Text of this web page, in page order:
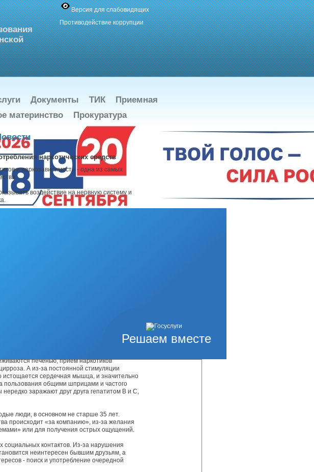
Версия для слабовидящих
Противодействие коррупции
Документы ТИК
Приемная
материнство Прокуратура
Решаем вместе
наркотических средств
и наркозависимости - одна из самых
воздействие на нервную систему и
эмоциональных реакций, расстройства
печенью, прием наркотиков
А из-за постоянной стимуляции
истощается сердечная мышца, и значительно
пользования общими шприцами и частого
заражают друг друга гепатитом В и С,
люди, в основном не старше 35 лет.
происходит «за компанию», из-за желания
или для получения острых ощущений.
контактов. Из-за нарушения
неинтересен бывшим друзьям, а
- поиск и употребление очередной